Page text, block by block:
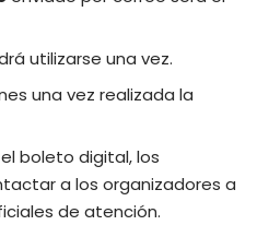
utilizarse una vez.
una vez realizada la
boleto digital, los
a los organizadores a
de atención.